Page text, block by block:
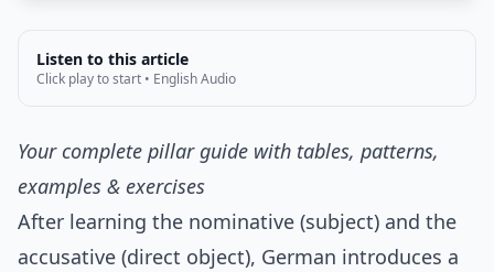
Listen to this article
Click play to start • English Audio
Your complete pillar guide with tables, patterns,
examples & exercises
After learning the nominative (subject) and the
accusative (direct object), German introduces a